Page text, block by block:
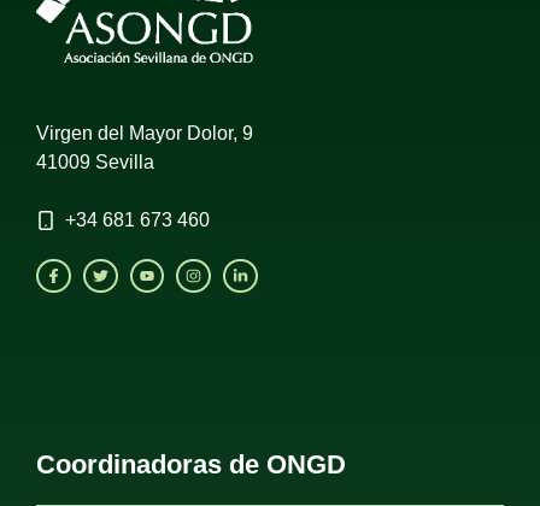
Virgen del Mayor Dolor, 9
41009 Sevilla
+34 681 673 460
Coordinadoras de ONGD